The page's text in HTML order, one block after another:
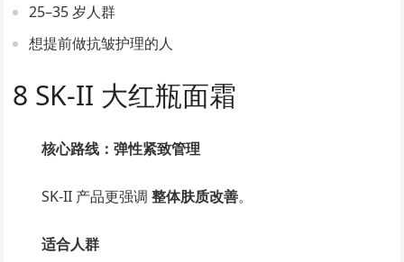
25–35 岁人群
想提前做抗皱护理的人
8 SK-II 大红瓶面霜
核心路线：弹性紧致管理
SK-II 产品更强调整体肤质改善。
适合人群